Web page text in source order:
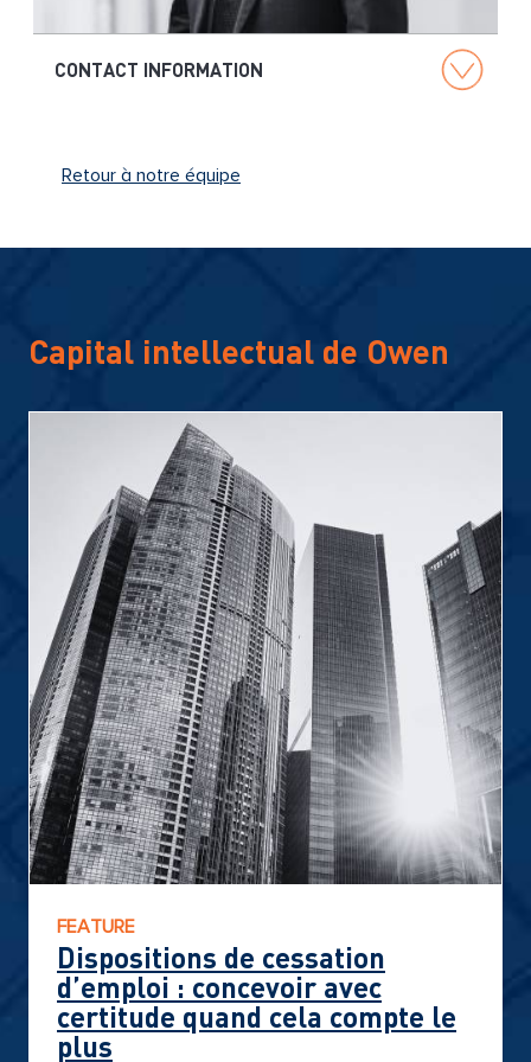
CONTACT INFORMATION
Retour à notre équipe
Capital intellectual de Owen
FEATURE
Dispositions de cessation
d’emploi : concevoir avec
certitude quand cela compte le
plus